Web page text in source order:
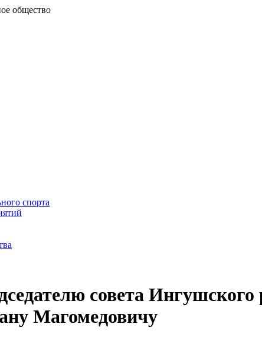
спорта
совета
Магомедовичу